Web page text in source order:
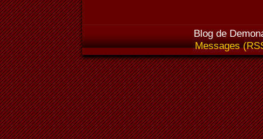
Blog de
Messages